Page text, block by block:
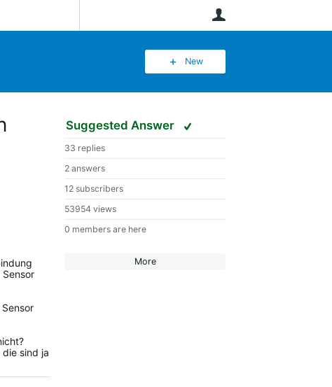
New
Suggested Answer
33 replies
2 answers
12 subscribers
53954 views
0 members are here
More
sind ja